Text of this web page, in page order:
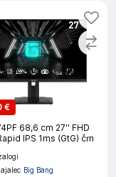
€
27'' FHD
Rapid IPS 1ms (GtG) črn
Big Bang